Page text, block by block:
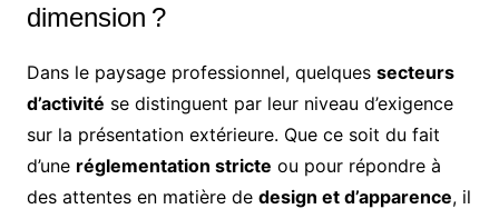
dimension ?
Dans le paysage professionnel, quelques secteurs
d’activité se distinguent par leur niveau d’exigence
sur la présentation extérieure. Que ce soit du fait
d’une réglementation stricte ou pour répondre à
des attentes en matière de design et d’apparence, il